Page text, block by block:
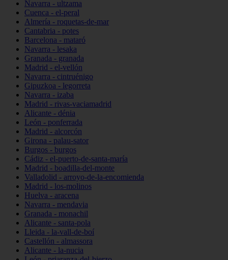
Navarra - ultzama
Cuenca - el-peral
Almería - roquetas-de-mar
Cantabria - potes
Barcelona - mataró
Navarra - lesaka
Granada - granada
Madrid - el-vellón
Navarra - cintruénigo
Gipuzkoa - legorreta
Navarra - izaba
Madrid - rivas-vaciamadrid
Alicante - dénia
León - ponferrada
Madrid - alcorcón
Girona - palau-sator
Burgos - burgos
Cádiz - el-puerto-de-santa-maría
Madrid - boadilla-del-monte
Valladolid - arroyo-de-la-encomienda
Madrid - los-molinos
Huelva - aracena
Navarra - mendavia
Granada - monachil
Alicante - santa-pola
Lleida - la-vall-de-boí
Castellón - almassora
Alicante - la-nucia